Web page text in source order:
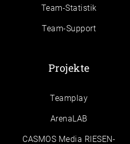
Team-Statistik
Team-Support
Projekte
Teamplay
ArenaLAB
CASMOS Media RIESEN-